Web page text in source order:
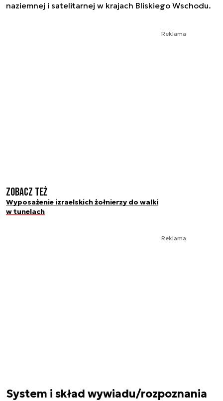
naziemnej i satelitarnej w krajach Bliskiego Wschodu.
Reklama
Zobacz też
Wyposażenie izraelskich żołnierzy do walki
w tunelach
Reklama
System i skład wywiadu/rozpoznania